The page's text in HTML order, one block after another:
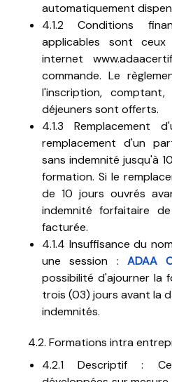
automatiquement
4.1.2 Conditions
applicables sont
internet
commande. Le
l'inscription,
déjeuners sont offerts.
4.1.3 Remplacement
remplacement d'un
sans indemnité jusqu'à
formation. Si le
de 10 jours ouvrés
indemnité forfaitaire
facturée.
4.1.4 Insuffisance du
une session : ADAA
possibilité d'ajourner la
trois (03) jours avant la
indemnités.
4.2. Formations intra
4.2.1 Descriptif :